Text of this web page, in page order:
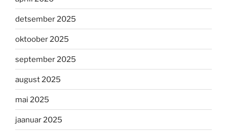
detsember 2025
oktoober 2025
september 2025
august 2025
mai 2025
jaanuar 2025